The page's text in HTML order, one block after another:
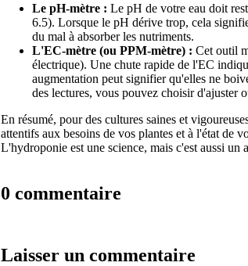
Le pH-mètre : Le pH de votre eau doit
6.5). Lorsque le pH dérive trop, cela
du mal à absorber les nutriments.
L'EC-mètre (ou PPM-mètre) : Cet outil
électrique). Une chute rapide de l'EC
augmentation peut signifier qu'elles ne
des lectures, vous pouvez choisir d'ajuster
En résumé, pour des cultures saines et
attentifs aux besoins de vos plantes et à l'état de
L'hydroponie est une science, mais c'est aussi un
0 commentaire
Laisser un commentaire